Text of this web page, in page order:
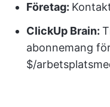
Företag:
ClickUp Brain:
abonnemang
$/